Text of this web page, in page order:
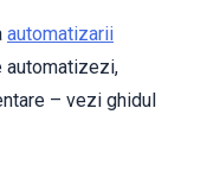
automatizarii
automatizezi,
– vezi ghidul